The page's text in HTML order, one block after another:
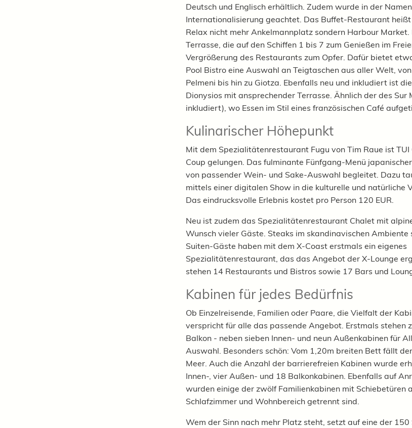
Deutsch und Englisch erhältlich. Zudem wurde in der
Internationalisierung geachtet. Das Buffet-Restaurant
Relax nicht mehr Ankelmannplatz sondern Harbour
Terrasse, die auf den Schiffen 1 bis 7 zum Genießen im
Vergrößerung des Restaurants zum Opfer. Dafür bietet
Pool Bistro eine Auswahl an Teigtaschen aus aller Welt,
Pelmeni bis hin zu Giotza. Ebenfalls neu und inkludiert ist
Dionysios mit ansprechender Terrasse. Ähnlich der des Sur
inkludiert), wo Essen im Stil eines französischen Café
Kulinarischer Höhepunkt
Mit dem Spezialitätenrestaurant Fugu von Tim Raue ist TUI
Coup gelungen. Das fulminante Fünfgang-Menü
von passender Wein- und Sake-Auswahl begleitet. Dazu
mittels einer digitalen Show in die kulturelle und natürliche
Das eindrucksvolle Erlebnis kostet pro Person 120 EUR.
Neu ist zudem das Spezialitätenrestaurant Chalet mit
Wunsch vieler Gäste. Steaks im skandinavischen
Suiten-Gäste haben mit dem X-Coast erstmals ein eigenes
Spezialitätenrestaurant, das das Angebot der X-Lounge
stehen 14 Restaurants und Bistros sowie 17 Bars und
Kabinen für jedes Bedürfnis
Ob Einzelreisende, Familien oder Paare, die Vielfalt der
verspricht für alle das passende Angebot. Erstmals stehen
Balkon - neben sieben Innen- und neun Außenkabinen für
Auswahl. Besonders schön: Vom 1,20m breiten Bett fällt
Meer. Auch die Anzahl der barrierefreien Kabinen wurde
Innen-, vier Außen- und 18 Balkonkabinen. Ebenfalls auf
wurden einige der zwölf Familienkabinen mit Schiebetüren
Schlafzimmer und Wohnbereich getrennt sind.
Wem der Sinn nach mehr Platz steht, setzt auf eine der